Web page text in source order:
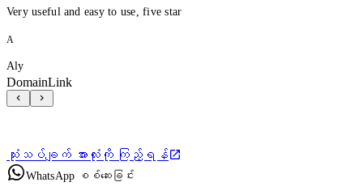
Very useful and easy to use, five star
A
Aly
DomainLink
သုံးသပ်ချက် အားလုံးကို ကြည့်ရန်
WhatsApp စစ်ဆေးခြင်း